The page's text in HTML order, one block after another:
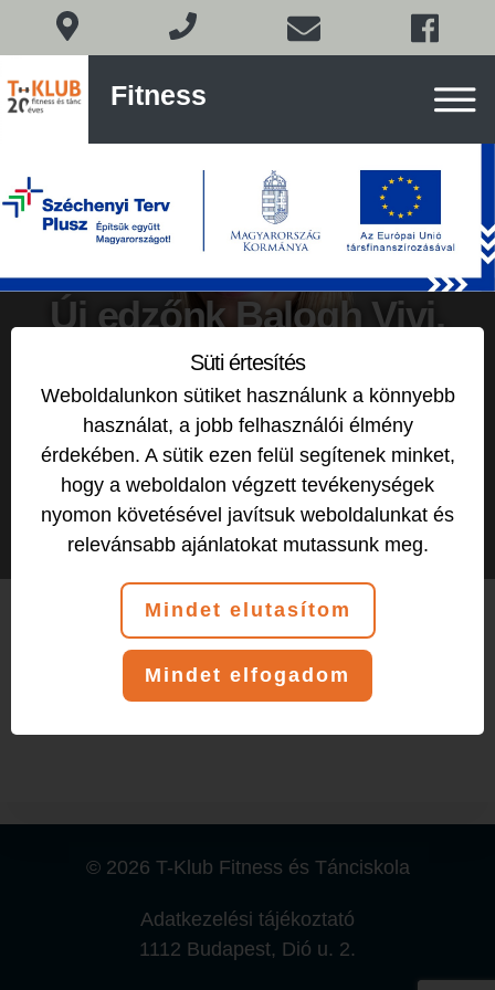
és
Fitness
content
Új edzőnk Balogh Vivi,
pre- és posztnatális
tréner
2025-04-02 by
Köszöntjük új edzőnket, Vivit!
Elérhetőségeit és bemutatkozását megtaláljátok az
© 2026 T-Klub Fitness és Tánciskola
Adatkezelési tájékoztató
1112 Budapest, Dió u. 2.
Süti értesítés
Weboldalunkon sütiket használunk a könnyebb
használat, a jobb felhasználói élmény
érdekében. A sütik ezen felül segítenek minket,
hogy a weboldalon végzett tevékenységek
nyomon követésével javítsuk weboldalunkat és
relevánsabb ajánlatokat mutassunk meg.
Mindet elutasítom
Mindet elfogadom